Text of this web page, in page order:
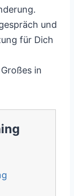
und
für Dich
in